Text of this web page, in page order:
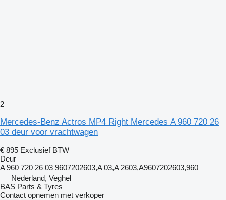
2
Mercedes-Benz Actros MP4 Right Mercedes A 960 720 26
03 deur voor vrachtwagen
€ 895 Exclusief BTW
Deur
A 960 720 26 03 9607202603,A 03,A 2603,A9607202603,960
Nederland, Veghel
BAS Parts & Tyres
Contact opnemen met verkoper